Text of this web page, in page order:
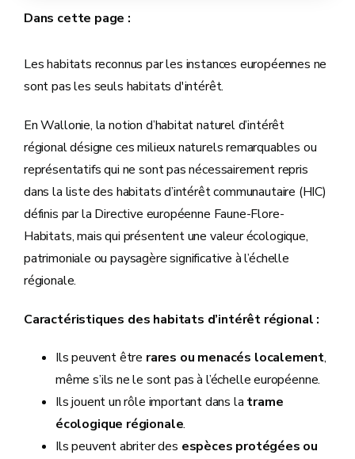
Les habitats reconnus par les instances européennes ne
sont pas les seuls habitats d'intérêt.
En Wallonie, la notion d’habitat naturel d’intérêt
régional désigne ces milieux naturels remarquables ou
représentatifs qui ne sont pas nécessairement repris
dans la liste des habitats d’intérêt communautaire (HIC)
définis par la Directive européenne Faune-Flore-
Habitats, mais qui présentent une valeur écologique,
patrimoniale ou paysagère significative à l’échelle
régionale.
Caractéristiques des habitats d’intérêt régional :
Ils peuvent être rares ou menacés localement,
même s’ils ne le sont pas à l’échelle européenne.
Ils jouent un rôle important dans la trame
écologique régionale.
Ils peuvent abriter des espèces protégées ou